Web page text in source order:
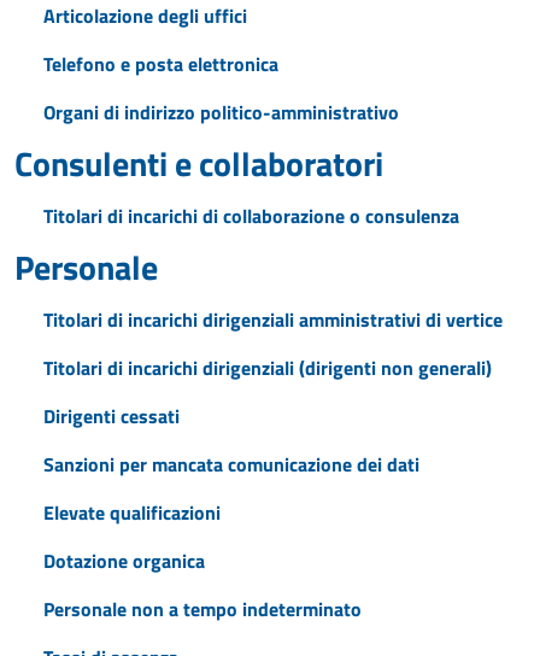
Articolazione degli uffici
Telefono e posta elettronica
Organi di indirizzo politico-amministrativo
Consulenti e collaboratori
Titolari di incarichi di collaborazione o consulenza
Personale
Titolari di incarichi dirigenziali amministrativi di vertice
Titolari di incarichi dirigenziali (dirigenti non generali)
Dirigenti cessati
Sanzioni per mancata comunicazione dei dati
Elevate qualificazioni
Dotazione organica
Personale non a tempo indeterminato